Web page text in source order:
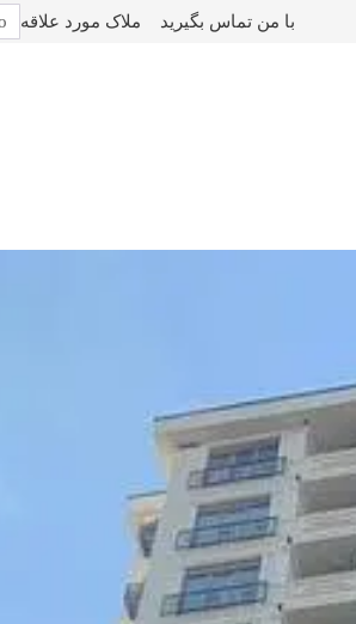
با من تماس بگیرید ملاک مورد علاقه